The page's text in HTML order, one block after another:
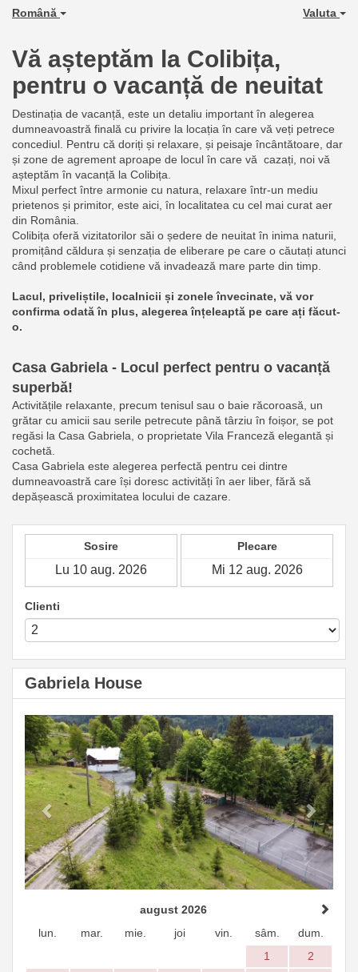
Română Valuta
Vă așteptăm la Colibița,
pentru o vacanță de neuitat
Destinația de vacanță, este un detaliu important în alegerea
dumneavoastră finală cu privire la locația în care vă veți petrece
concediul. Pentru că doriți și relaxare, și peisaje încântătoare, dar
și zone de agrement aproape de locul în care vă cazați, noi vă
așteptăm în vacanță la Colibița.
Mixul perfect între armonie cu natura, relaxare într-un mediu
prietenos și primitor, este aici, în localitatea cu cel mai curat aer
din România.
Colibița oferă vizitatorilor săi o ședere de neuitat în inima naturii,
promițând căldura și senzația de eliberare pe care o căutați atunci
când problemele cotidiene vă invadează mare parte din timp.
Lacul, priveliștile, localnicii și zonele învecinate, vă vor
confirma odată în plus, alegerea înțeleaptă pe care ați făcut-
o.
Casa Gabriela - Locul perfect pentru o vacanță
superbă!
Activitățile relaxante, precum tenisul sau o baie răcoroasă, un
grătar cu amicii sau serile petrecute până târziu în foișor, se pot
regăsi la Casa Gabriela, o proprietate Vila Franceză elegantă și
cochetă.
Casa Gabriela este alegerea perfectă pentru cei dintre
dumneavoastră care își doresc activități în aer liber, fără să
depășească proximitatea locului de cazare.
Sosire Plecare
Clienti
Gabriela House
Previous Next
august 2026
lun.
mar. mie. joi vin. sâm.
dum.
1
2